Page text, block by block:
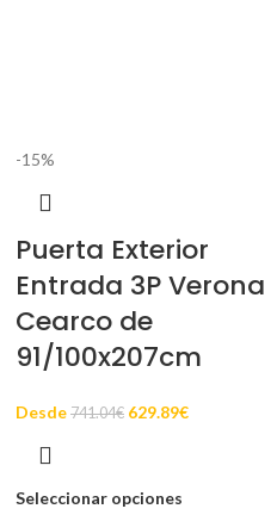
-15%
Puerta Exterior
Entrada 3P Verona
Cearco de
91/100x207cm
Desde 741.04€ 629.89€
Seleccionar opciones